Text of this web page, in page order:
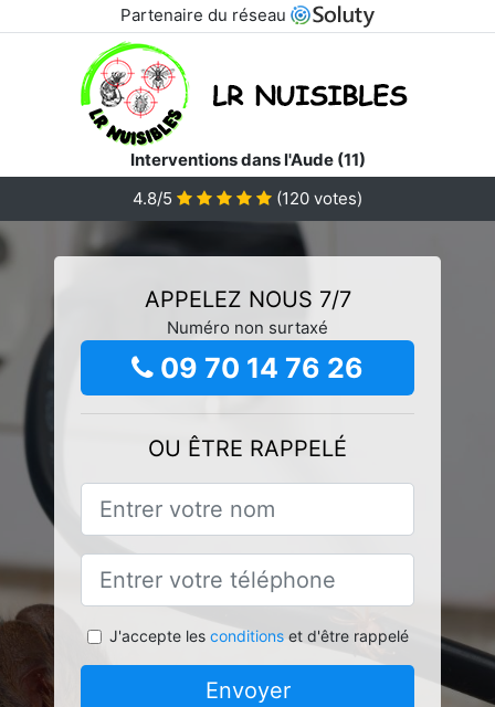
Partenaire du réseau
Interventions dans l'Aude (11)
4.8/5
(120 votes)
APPELEZ NOUS 7/7
Numéro non surtaxé
09 70 14 76 26
OU ÊTRE RAPPELÉ
J'accepte les conditionset d'être rappelé
Envoyer